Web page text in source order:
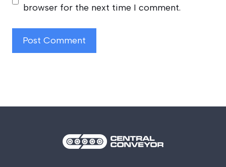
browser for the next time I comment.